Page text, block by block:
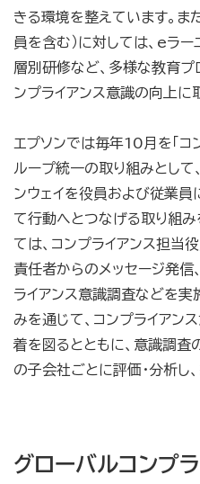
きる環境を整えています。ま
員を含む）に対しては、eラ
層別研修など、多様な教育プ
ンプライアンス意識の向上に
エプソンでは毎年10月を「コ
ループ統一の取り組みとして
ンウェイを役員および従業員
て行動へとつなげる取り組
ては、コンプライアンス担当
責任者からのメッセージ発信
ライアンス意識調査などを実
みを通じて、コンプライアン
着を図るとともに、意識調
の子会社ごとに評価・分析し
グローバルコンプ